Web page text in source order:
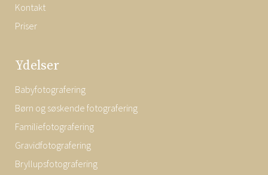
Kontakt
Priser
Ydelser
Babyfotografering
Børn og søskende fotografering
Familiefotografering
Gravidfotografering
Bryllupsfotografering